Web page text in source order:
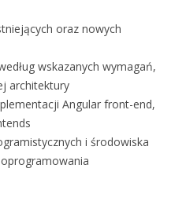
oraz nowych
wskazanych wymagań,
architektury
Angular front-end,
i środowiska